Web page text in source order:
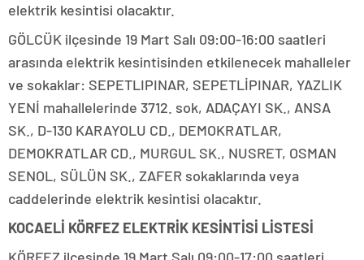
elektrik kesintisi olacaktır.
GÖLCÜK ilçesinde 19 Mart Salı 09:00-16:00 saatleri
arasında elektrik kesintisinden etkilenecek mahalleler
ve sokaklar: SEPETLIPINAR, SEPETLİPINAR, YAZLIK
YENİ mahallelerinde 3712. sok, ADAÇAYI SK., ANSA
SK., D-130 KARAYOLU CD., DEMOKRATLAR,
DEMOKRATLAR CD., MURGUL SK., NUSRET, OSMAN
SENOL, SÜLÜN SK., ZAFER sokaklarında veya
caddelerinde elektrik kesintisi olacaktır.
KOCAELİ KÖRFEZ ELEKTRİK KESİNTİSİ LİSTESİ